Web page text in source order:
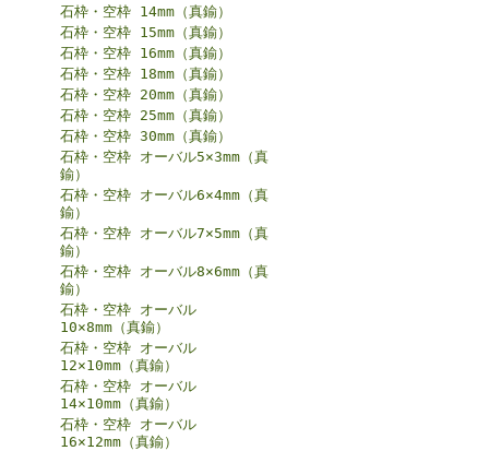
石枠・空枠 14mm（真鍮）
石枠・空枠 15mm（真鍮）
石枠・空枠 16mm（真鍮）
石枠・空枠 18mm（真鍮）
石枠・空枠 20mm（真鍮）
石枠・空枠 25mm（真鍮）
石枠・空枠 30mm（真鍮）
石枠・空枠 オーバル5×3mm（真
鍮）
石枠・空枠 オーバル6×4mm（真
鍮）
石枠・空枠 オーバル7×5mm（真
鍮）
石枠・空枠 オーバル8×6mm（真
鍮）
石枠・空枠 オーバル
10×8mm（真鍮）
石枠・空枠 オーバル
12×10mm（真鍮）
石枠・空枠 オーバル
14×10mm（真鍮）
石枠・空枠 オーバル
16×12mm（真鍮）